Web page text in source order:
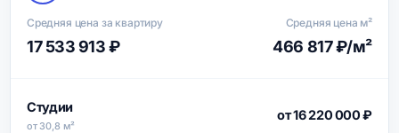
Средняя цена за квартиру
17 533 913 ₽
Средняя цена м²
466 817 ₽/м²
Студии
от 30,8 м²
от 16 220 000 ₽